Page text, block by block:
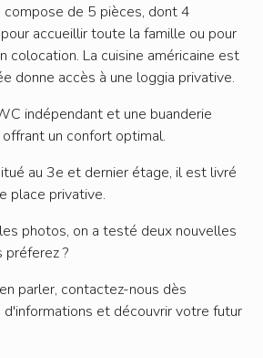
de 5 pièces, dont 4
accueillir toute la famille ou pour
colocation. La cuisine américaine est
donne accès à une loggia privative.
indépendant et une buanderie
un confort optimal.
au 3e et dernier étage, il est livré
place privative.
photos, on a testé deux nouvelles
préferez ?
parler, contactez-nous dès
d'informations et découvrir votre futur